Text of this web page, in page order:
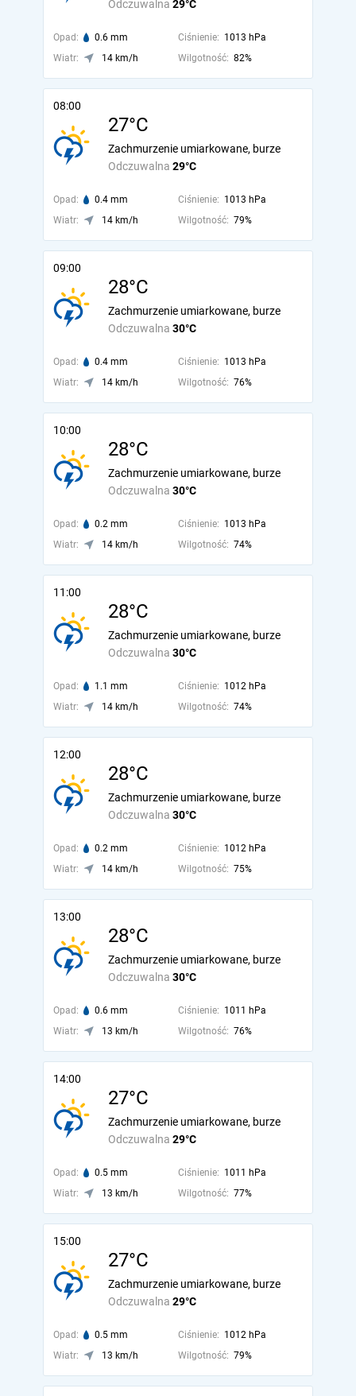
Odczuwalna 29°C
Opad: 0.6 mm Ciśnienie: 1013 hPa
Wiatr:
14 km/h Wilgotność: 82%
08:00
27°C
Odczuwalna 29°C
Zachmurzenie umiarkowane, burze
Opad: 0.4 mm Ciśnienie: 1013 hPa
Wiatr:
14 km/h Wilgotność: 79%
09:00
28°C
Odczuwalna 30°C
Zachmurzenie umiarkowane, burze
Opad: 0.4 mm Ciśnienie: 1013 hPa
Wiatr:
14 km/h Wilgotność: 76%
10:00
28°C
Odczuwalna 30°C
Zachmurzenie umiarkowane, burze
Opad: 0.2 mm Ciśnienie: 1013 hPa
Wiatr:
14 km/h Wilgotność: 74%
11:00
28°C
Odczuwalna 30°C
Zachmurzenie umiarkowane, burze
Opad: 1.1 mm Ciśnienie: 1012 hPa
Wiatr:
14 km/h Wilgotność: 74%
12:00
28°C
Odczuwalna 30°C
Zachmurzenie umiarkowane, burze
Opad: 0.2 mm Ciśnienie: 1012 hPa
Wiatr:
14 km/h Wilgotność: 75%
13:00
28°C
Odczuwalna 30°C
Zachmurzenie umiarkowane, burze
Opad: 0.6 mm Ciśnienie: 1011 hPa
Wiatr:
13 km/h Wilgotność: 76%
14:00
27°C
Odczuwalna 29°C
Zachmurzenie umiarkowane, burze
Opad: 0.5 mm Ciśnienie: 1011 hPa
Wiatr:
13 km/h Wilgotność: 77%
15:00
27°C
Odczuwalna 29°C
Zachmurzenie umiarkowane, burze
Opad: 0.5 mm Ciśnienie: 1012 hPa
Wiatr:
13 km/h Wilgotność: 79%